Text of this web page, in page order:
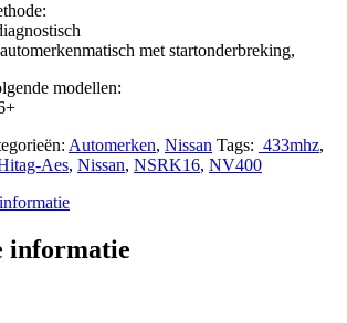
met startonderbreking,
modellen:
Automerken, Nissan Tags: 433mhz,
Aes, Nissan, NSRK16, NV400
informatie